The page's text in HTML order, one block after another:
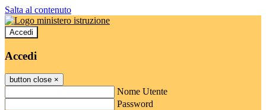
Salta al contenuto
Accedi
Accedi
button close ×
Nome Utente
Password